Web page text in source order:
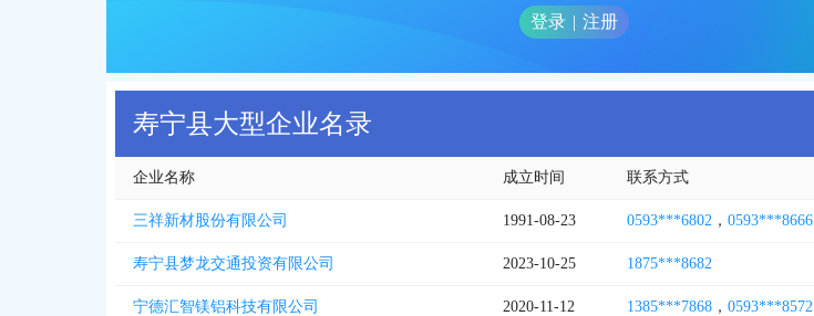
登录 | 注册
寿宁县大型企业名录
企业名称 成立时间 联系方式
三祥新材股份有限公司 1991-08-23 0593***6802 ， 0593***8666
寿宁县梦龙交通投资有限公司 2023-10-25 1875***8682
宁德汇智镁铝科技有限公司 2020-11-12 1385***7868 ， 0593***8572